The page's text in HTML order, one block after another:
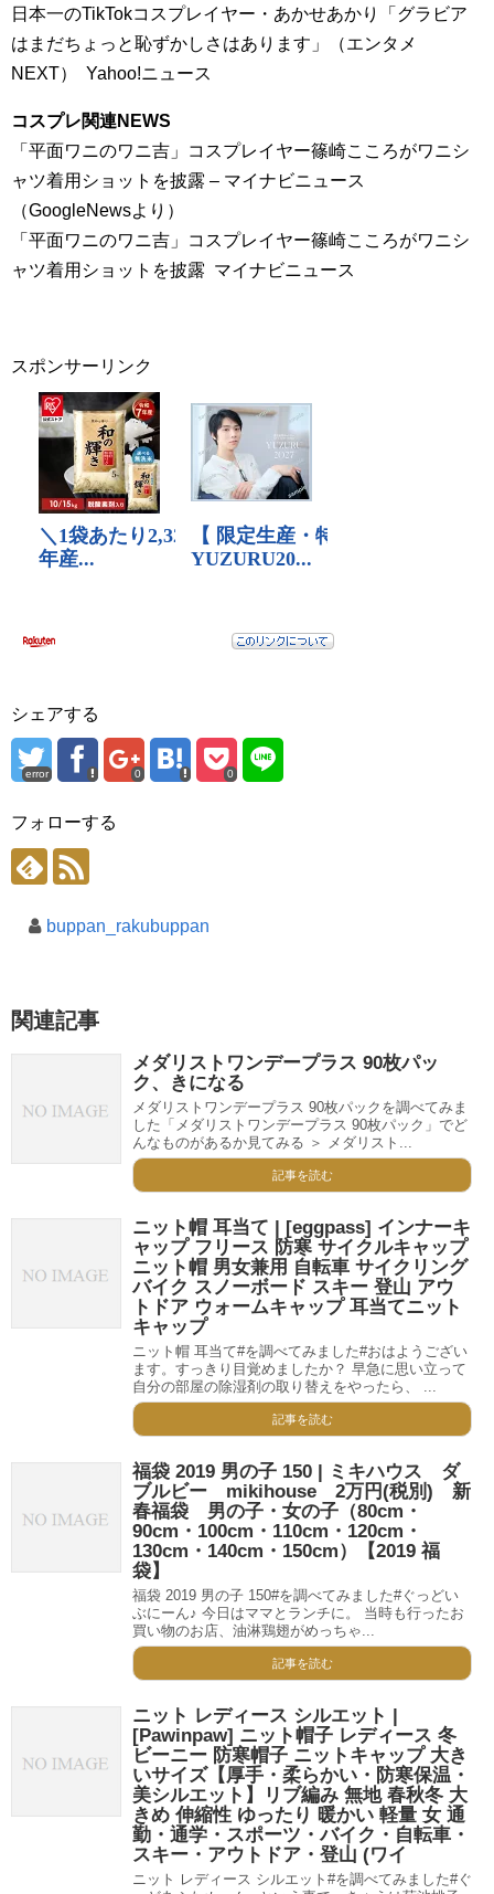
日本一のTikTokコスプレイヤー・あかせあかり「グラビア
はまだちょっと恥ずかしさはあります」（エンタメ
NEXT） Yahoo!ニュース
コスプレ関連NEWS
「平面ワニのワニ吉」コスプレイヤー篠崎こころがワニシ
ャツ着用ショットを披露 – マイナビニュース
（GoogleNewsより）
「平面ワニのワニ吉」コスプレイヤー篠崎こころがワニシ
ャツ着用ショットを披露 マイナビニュース
スポンサーリンク
シェアする
error 0 0
フォローする
buppan_rakubuppan
関連記事
メダリストワンデープラス 90枚パッ
ク、きになる
メダリストワンデープラス 90枚パックを調べてみま
した「メダリストワンデープラス 90枚パック」でど
んなものがあるか見てみる ＞ メダリスト...
記事を読む
ニット帽 耳当て | [eggpass] インナーキ
ャップ フリース 防寒 サイクルキャップ
ニット帽 男女兼用 自転車 サイクリング
バイク スノーボード スキー 登山 アウ
トドア ウォームキャップ 耳当てニット
キャップ
ニット帽 耳当て#を調べてみました#おはようござい
ます。すっきり目覚めましたか？ 早急に思い立って
自分の部屋の除湿剤の取り替えをやったら、 ...
記事を読む
福袋 2019 男の子 150 | ミキハウス ダ
ブルビー mikihouse 2万円(税別) 新
春福袋 男の子・女の子（80cm・
90cm・100cm・110cm・120cm・
130cm・140cm・150cm）【2019 福
袋】
福袋 2019 男の子 150#を調べてみました#ぐっどい
ぶにーん♪ 今日はママとランチに。 当時も行ったお
買い物のお店、油淋鶏翅がめっちゃ...
記事を読む
ニット レディース シルエット |
[Pawinpaw] ニット帽子 レディース 冬
ビーニー 防寒帽子 ニットキャップ 大き
いサイズ【厚手・柔らかい・防寒保温・
美シルエット】リブ編み 無地 春秋冬 大
きめ 伸縮性 ゆったり 暖かい 軽量 女 通
勤・通学・スポーツ・バイク・自転車・
スキー・アウトドア・登山 (ワイ
ニット レディース シルエット#を調べてみました#ぐ